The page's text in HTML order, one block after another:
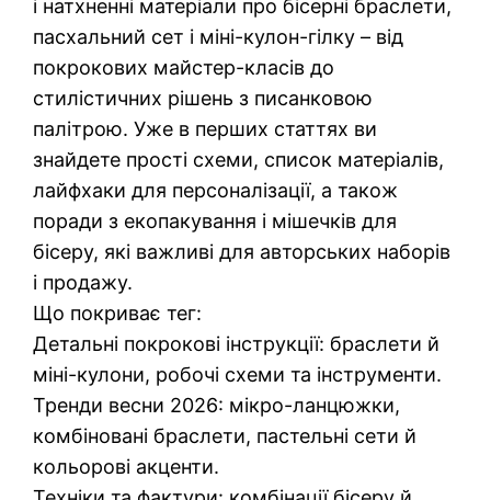
і натхненні матеріали про бісерні браслети,
пасхальний сет і міні-кулон-гілку – від
покрокових майстер-класів до
стилістичних рішень з писанковою
палітрою. Уже в перших статтях ви
знайдете прості схеми, список матеріалів,
лайфхаки для персоналізації, а також
поради з екопакування і мішечків для
бісеру, які важливі для авторських наборів
і продажу.
Що покриває тег:
Детальні покрокові інструкції: браслети й
міні-кулони, робочі схеми та інструменти.
Тренди весни 2026: мікро-ланцюжки,
комбіновані браслети, пастельні сети й
кольорові акценти.